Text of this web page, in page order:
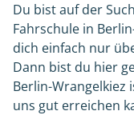
Du bist auf der
Fahrschule in
dich einfach nur
Dann bist du hier
Berlin-Wrangelkiez
uns gut erreichen